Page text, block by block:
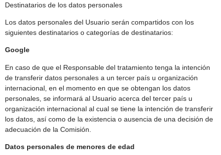
Destinatarios de los datos personales
Los datos personales del Usuario serán compartidos con los
siguientes destinatarios o categorías de destinatarios:
Google
En caso de que el Responsable del tratamiento tenga la intención
de transferir datos personales a un tercer país u organización
internacional, en el momento en que se obtengan los datos
personales, se informará al Usuario acerca del tercer país u
organización internacional al cual se tiene la intención de transferir
los datos, así como de la existencia o ausencia de una decisión de
adecuación de la Comisión.
Datos personales de menores de edad